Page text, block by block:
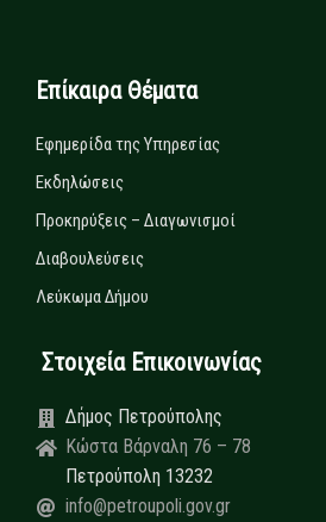
Επίκαιρα Θέματα
Εφημερίδα της Υπηρεσίας
Εκδηλώσεις
Προκηρύξεις – Διαγωνισμοί
Διαβουλεύσεις
Λεύκωμα Δήμου
Στοιχεία Επικοινωνίας
Δήμος Πετρούπολης
Κώστα Βάρναλη 76 – 78
Πετρούπολη 13232
info@petroupoli.gov.gr